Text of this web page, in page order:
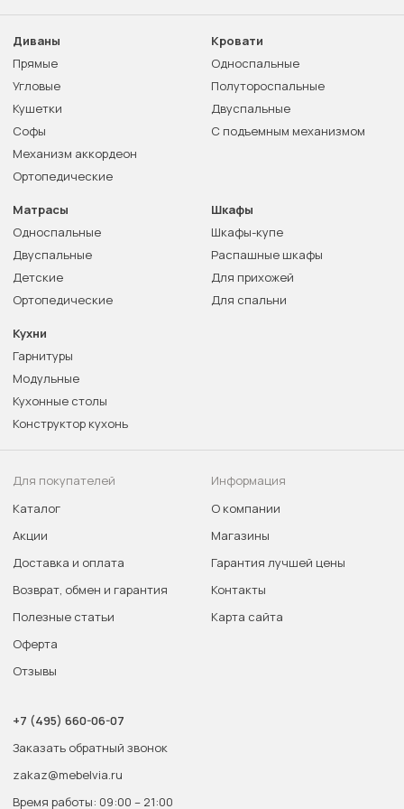
Диваны
Прямые
Угловые
Кушетки
Софы
Механизм аккордеон
Ортопедические
Кровати
Односпальные
Полутороспальные
Двуспальные
С подъемным механизмом
Матрасы
Односпальные
Двуспальные
Детские
Ортопедические
Шкафы
Шкафы-купе
Распашные шкафы
Для прихожей
Для спальни
Кухни
Гарнитуры
Модульные
Кухонные столы
Конструктор кухонь
Для покупателей
Каталог
Акции
Доставка и оплата
Возврат, обмен и гарантия
Полезные статьи
Оферта
Отзывы
Информация
О компании
Магазины
Гарантия лучшей цены
Контакты
Карта сайта
+7 (495) 660-06-07
Заказать обратный звонок
zakaz@mebelvia.ru
Время работы: 09:00 – 21:00